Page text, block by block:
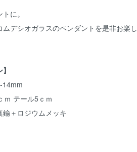
に。
デシオガラスのペンダントを是非お楽し
14mm
ｍ テール5ｃｍ
鍮＋ロジウムメッキ